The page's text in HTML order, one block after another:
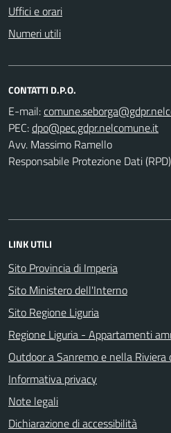
Uffici e orari
Numeri utili
CONTATTI D.P.O.
E-mail:
PEC:
Avv. Massimo Ramello
Responsabile Protezione Dati (RPD)
LINK UTILI
Sito Provincia di Imperia
Sito Ministero dell'Interno
Sito Regione Liguria
Regione Liguria - Appartamenti
Outdoor a Sanremo e nella Riviera
Informativa privacy
Note legali
Dichiarazione di accessibilità